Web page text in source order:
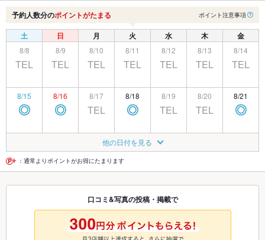
予約人数分のポイントがたまる ポイント注意事項
土 日 月 火 水 木 金
8/8
TEL
8/9
TEL
8/10
TEL
8/11
TEL
8/12
TEL
8/13
TEL
8/14
TEL
8/15
◎
8/16
◎
8/17
TEL
8/18
◎
8/19
TEL
8/20
TEL
8/21
◎
◎ TEL
8/24
◎
8/25
◎
8/26
◎ ◎ ◎
8/29 8/30 8/31
◎
9/1
◎
9/2
◎
9/3 9/4
9/7 9/8 9/9 9/10
他の日付を見る
：通常よりポイントがお得にたまります
口コミ&写真の投稿・掲載で